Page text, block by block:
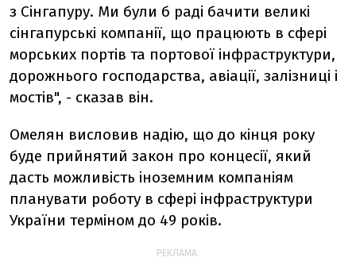
з Сінгапуру. Ми були б раді бачити великі
сінгапурські компанії, що працюють в сфері
морських портів та портової інфраструктури,
дорожнього господарства, авіації, залізниці і
мостів", - сказав він.
Омелян висловив надію, що до кінця року
буде прийнятий закон про концесії, який
дасть можливість іноземним компаніям
планувати роботу в сфері інфраструктури
України терміном до 49 років.
РЕКЛАМА: